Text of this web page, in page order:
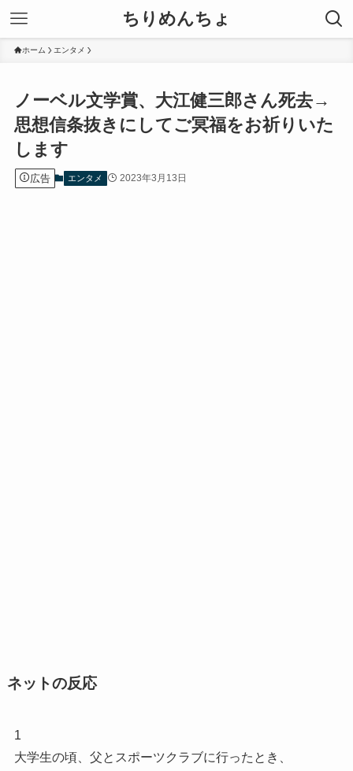
ちりめんちょ
ホーム エンタメ
ノーベル文学賞、大江健三郎さん死去→
思想信条抜きにしてご冥福をお祈りいた
します
広告 エンタメ 2023年3月13日
ネットの反応
1
大学生の頃、父とスポーツクラブに行ったとき、